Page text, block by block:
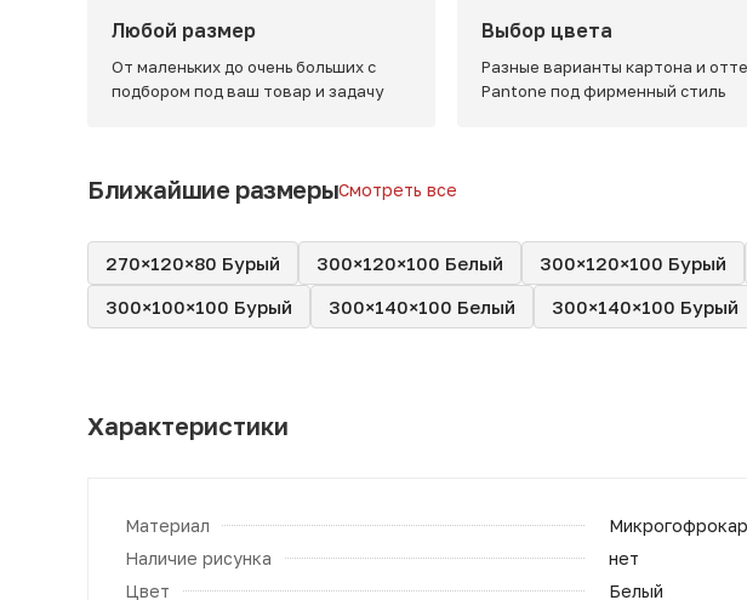
Любой размер
От маленьких до очень больших с
подбором под ваш товар и задачу
Выбор цвета
Разные варианты картона и
Pantone под фирменный стиль
Ближайшие размерыСмотреть все
270×120×80 Бурый 300×120×100 Белый 300×120×100 Бурый
300×100×100 Бурый
300×140×100 Белый 300×140×100 Бурый
Характеристики
Материал
Наличие рисунка
нет
Цвет
Белый